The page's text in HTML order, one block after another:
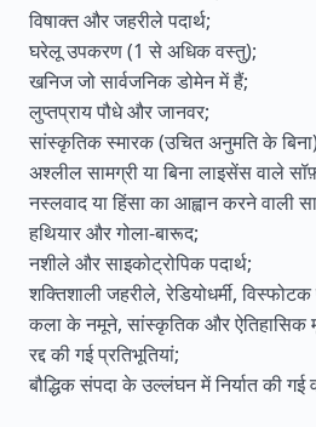
विषाक्त और जहरीले पदार्थ;
घरेलू उपकरण (1 से अधिक वस्तु);
खनिज जो सार्वजनिक डोमेन में हैं;
लुप्तप्राय पौधे और जानवर;
सांस्कृतिक स्मारक (उचित अनुमति के
अश्लील सामग्री या बिना लाइसेंस वाले
नस्लवाद या हिंसा का आह्वान करने वाली
हथियार और गोला-बारूद;
नशीले और साइकोट्रोपिक पदार्थ;
शक्तिशाली जहरीले, रेडियोधर्मी, विस्फोटक
कला के नमूने, सांस्कृतिक और ऐतिहासिक
रद्द की गई प्रतिभूतियां;
बौद्धिक संपदा के उल्लंघन में निर्यात की गई